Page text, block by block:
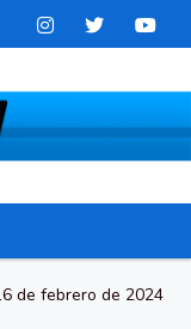
de febrero de 2024